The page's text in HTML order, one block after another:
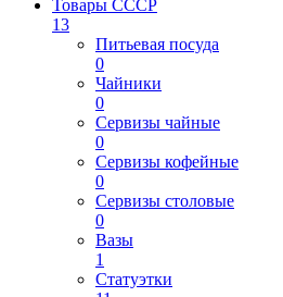
Товары СССР
13
Питьевая посуда
0
Чайники
0
Сервизы чайные
0
Сервизы кофейные
0
Сервизы столовые
0
Вазы
1
Статуэтки